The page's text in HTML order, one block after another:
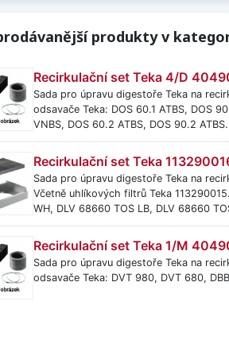
mimo obytný prostor.
sady umožňují provoz
filtry a vracen zpět do kuchyně.
s odsavači par
jsou navrženy tak, aby odpovídaly
i požadovaný režim provozu.
si sadu pro odtah nebo
při vaření.
méně
produkty v
Recirkulační set Teka 4/D
Sada pro úpravu digestoře Teka na
odsavače Teka: DOS 60.1 ATBS, DOS
VNBS, DOS 60.2 ATBS, DOS 90.2 ATBS.
Recirkulační set Teka
Sada pro úpravu digestoře Teka na
Včetně uhlíkových filtrů Teka
WH, DLV 68660 TOS LB, DLV 68660
Recirkulační set Teka 1/M
Sada pro úpravu digestoře Teka na
odsavače Teka: DVT 980, DVT 680,